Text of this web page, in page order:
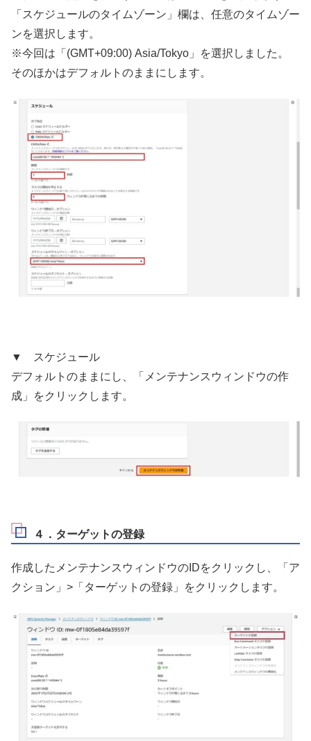
「スケジュールのタイムゾーン」欄は、任意のタイムゾー
ンを選択します。
※今回は「(GMT+09:00) Asia/Tokyo」を選択しました。
そのほかはデフォルトのままにします。
▼ スケジュール
デフォルトのままにし、「メンテナンスウィンドウの作
成」をクリックします。
４．ターゲットの登録
作成したメンテナンスウィンドウのIDをクリックし、「ア
クション」>「ターゲットの登録」をクリックします。